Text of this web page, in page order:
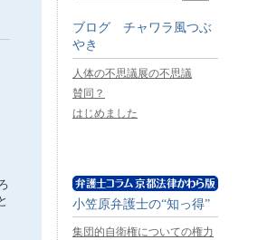
ブログ チャワラ風つぶ
やき
人体の不思議展の不思議
賛同？
はじめました
小笠原弁護士の“知っ得”
集団的自衛権についての権力